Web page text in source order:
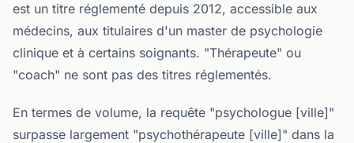
est un titre réglementé depuis 2012, accessible aux
médecins, aux titulaires d'un master de psychologie
clinique et à certains soignants. "Thérapeute" ou
"coach" ne sont pas des titres réglementés.
En termes de volume, la requête "psychologue [ville]"
surpasse largement "psychothérapeute [ville]" dans la